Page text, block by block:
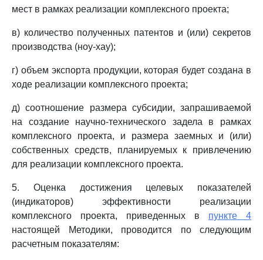
мест в рамках реализации комплексного проекта;
в) количество полученных патентов и (или) секретов
производства (ноу-хау);
г) объем экспорта продукции, которая будет создана в
ходе реализации комплексного проекта;
д) соотношение размера субсидии, запрашиваемой
на создание научно-технического задела в рамках
комплексного проекта, и размера заемных и (или)
собственных средств, планируемых к привлечению
для реализации комплексного проекта.
5. Оценка достижения целевых показателей
(индикаторов) эффективности реализации
комплексного проекта, приведенных в пункте 4
настоящей Методики, проводится по следующим
расчетным показателям: